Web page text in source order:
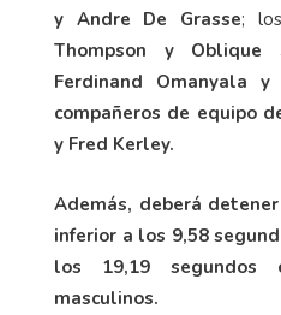
y Andre De Grasse;
Thompson y Oblique
Ferdinand Omanyala
compañeros de equipo
y Fred Kerley.
Además, deberá
inferior a los 9,58
los 19,19
masculinos.